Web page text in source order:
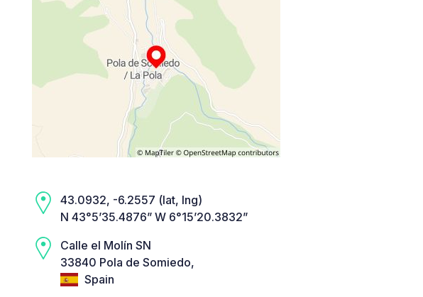
43.0932, -6.2557 (lat, lng)
N 43°5’35.4876” W 6°15’20.3832”
Calle el Molín SN
33840 Pola de Somiedo,
Spain